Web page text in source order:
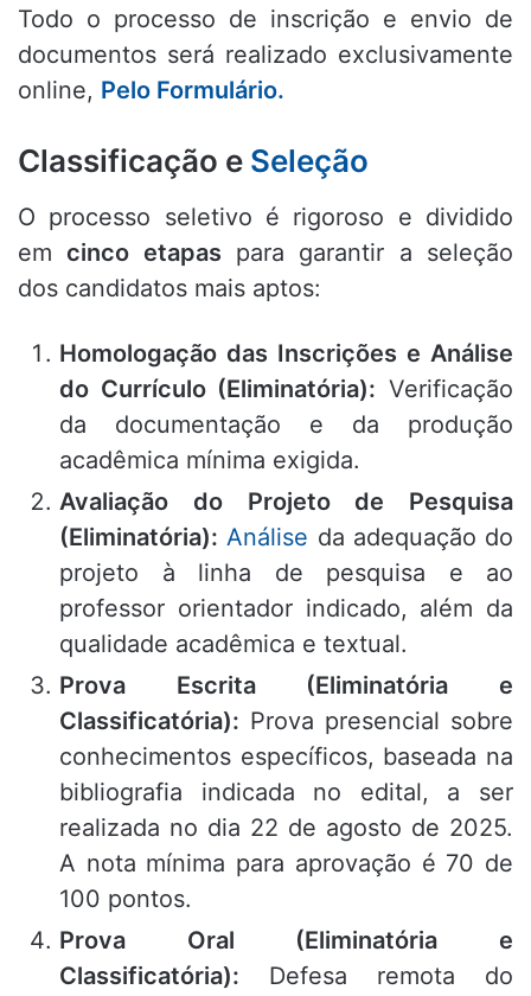
Todo o processo de inscrição e envio de
documentos será realizado exclusivamente
online, Pelo Formulário.
Classificação e Seleção
O processo seletivo é rigoroso e dividido
emcinco etapas para garantir a seleção
dos candidatos mais aptos:
Homologação das Inscrições e Análise
do Currículo (Eliminatória): Verificação
da documentação e da produção
acadêmica mínima exigida.
Avaliação do Projeto de Pesquisa
(Eliminatória): Análise da adequação do
projeto à linha de pesquisa e ao
professor orientador indicado, além da
qualidade acadêmica e textual.
Prova Escrita (Eliminatória e
Classificatória): Prova presencial sobre
conhecimentos específicos, baseada na
bibliografia indicada no edital, a ser
realizada no dia 22 de agosto de 2025.
A nota mínima para aprovação é 70 de
100 pontos.
Prova Oral (Eliminatória e
Classificatória): Defesa remota do